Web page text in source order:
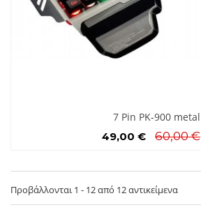
7 Pin PK-900 metal
49,00 €
60,00 €
Προβάλλονται 1 - 12 από 12 αντικείμενα